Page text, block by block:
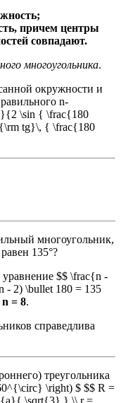
причем центры
совпадают.
многоугольника.
окружности и
n-
\sin { \frac{180
tg}\, { \frac{180
многоугольник,
135°?
$$ \frac{n -
2) \bullet 180 = 135
n = 8.
справедлива
треугольника
\right) $ $$ R =
\sqrt{3} } \\ r =